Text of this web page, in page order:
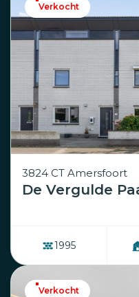
3824 CT Amersfoort
De Vergulde
1995
Verkocht
Verkocht